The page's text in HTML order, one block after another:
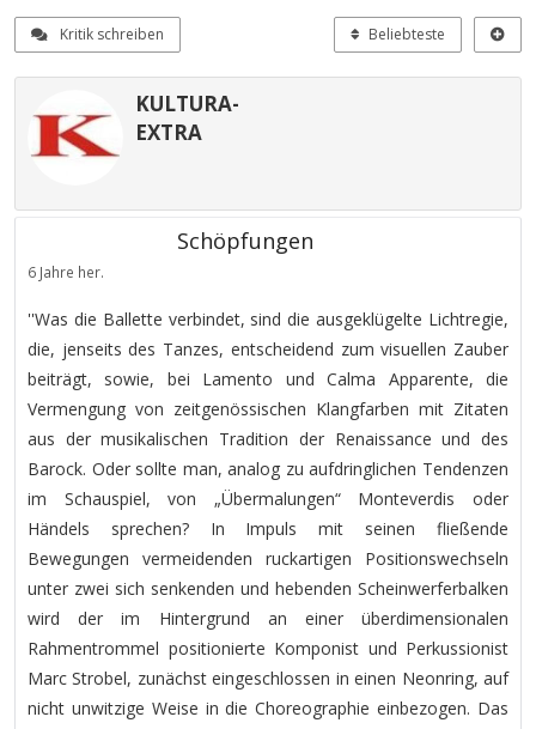
Kritik schreiben Beliebteste
KULTURA-
EXTRA
Schöpfungen
6 Jahre her.
''Was die Ballette verbindet, sind die ausgeklügelte Lichtregie,
die, jenseits des Tanzes, entscheidend zum visuellen Zauber
beiträgt, sowie, bei Lamento und Calma Apparente, die
Vermengung von zeitgenössischen Klangfarben mit Zitaten
aus der musikalischen Tradition der Renaissance und des
Barock. Oder sollte man, analog zu aufdringlichen Tendenzen
im Schauspiel, von „Übermalungen“ Monteverdis oder
Händels sprechen? In Impuls mit seinen fließende
Bewegungen vermeidenden ruckartigen Positionswechseln
unter zwei sich senkenden und hebenden Scheinwerferbalken
wird der im Hintergrund an einer überdimensionalen
Rahmentrommel positionierte Komponist und Perkussionist
Marc Strobel, zunächst eingeschlossen in einen Neonring, auf
nicht unwitzige Weise in die Choreographie einbezogen. Das